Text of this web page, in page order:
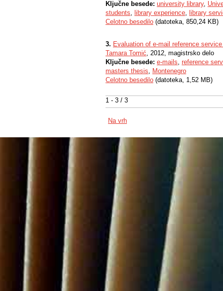
1 - 3 / 3
Ključne besede: university library,
students, library experience, library
Celotno besedilo (datoteka, 850,24 KB)
3. Evaluation of e-mail reference
Tamara Tomić, 2012, magistrsko delo
Ključne besede: e-mails, reference
masters thesis, Montenegro
Celotno besedilo (datoteka, 1,52 MB)
Na vrh